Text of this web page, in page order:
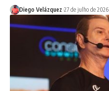
Diego Velázquez 27 de julho de 2026